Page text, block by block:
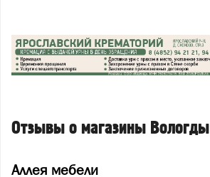
Отзывы о магазины Вологды
Аллея мебели